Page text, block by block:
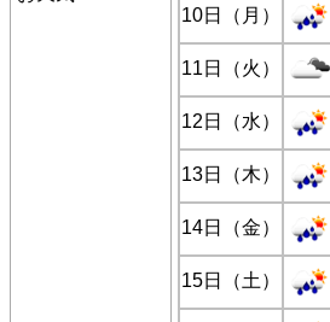
10日（月）
11日（火）
12日（水）
13日（木）
14日（金）
15日（土）